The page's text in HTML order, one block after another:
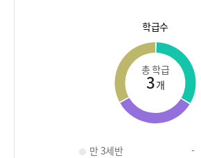
학급수
총 학급
3개
만 3세반 -